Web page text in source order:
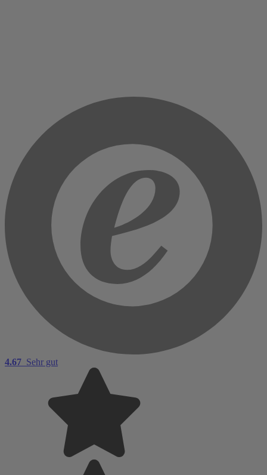
4.67 Sehr gut